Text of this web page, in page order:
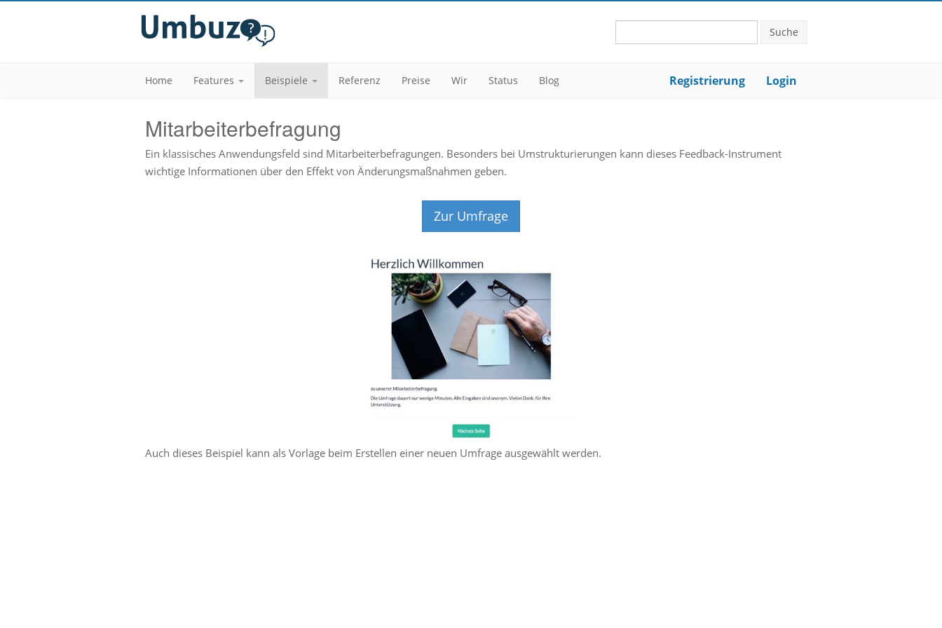
Suche
Home Features Beispiele Referenz Preise Wir Status Blog Login
Registrierung
Mitarbeiterbefragung
Ein klassisches Anwendungsfeld sind Mitarbeiterbefragungen. Besonders bei Umstrukturierungen kann dieses Feedback-Instrument
wichtige Informationen über den Effekt von Änderungsmaßnahmen geben.
Zur Umfrage
Auch dieses Beispiel kann als Vorlage beim Erstellen einer neuen Umfrage ausgewählt werden.